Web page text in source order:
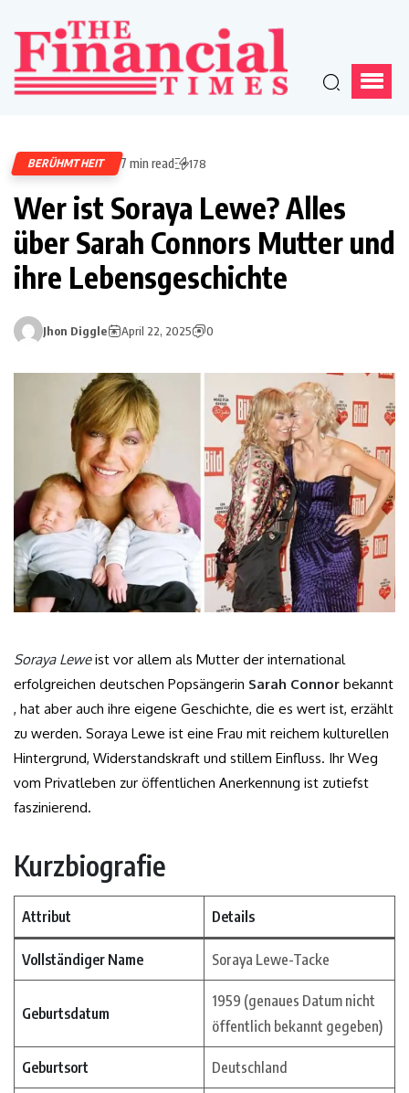
BERÜHMTHEIT 7 min read 178
Wer ist Soraya Lewe? Alles
über Sarah Connors Mutter und
ihre Lebensgeschichte
Jhon Diggle April 22, 2025 0
Soraya Leweist vor allem als Mutter der international
erfolgreichen deutschen Popsängerin Sarah Connor bekannt
, hat aber auch ihre eigene Geschichte, die es wert ist, erzählt
zu werden. Soraya Lewe ist eine Frau mit reichem kulturellen
Hintergrund, Widerstandskraft und stillem Einfluss. Ihr Weg
vom Privatleben zur öffentlichen Anerkennung ist zutiefst
faszinierend.
Kurzbiografie
Attribut Details
Vollständiger Name Soraya Lewe-Tacke
Geburtsdatum
1959 (genaues Datum nicht
öffentlich bekannt gegeben)
Geburtsort Deutschland